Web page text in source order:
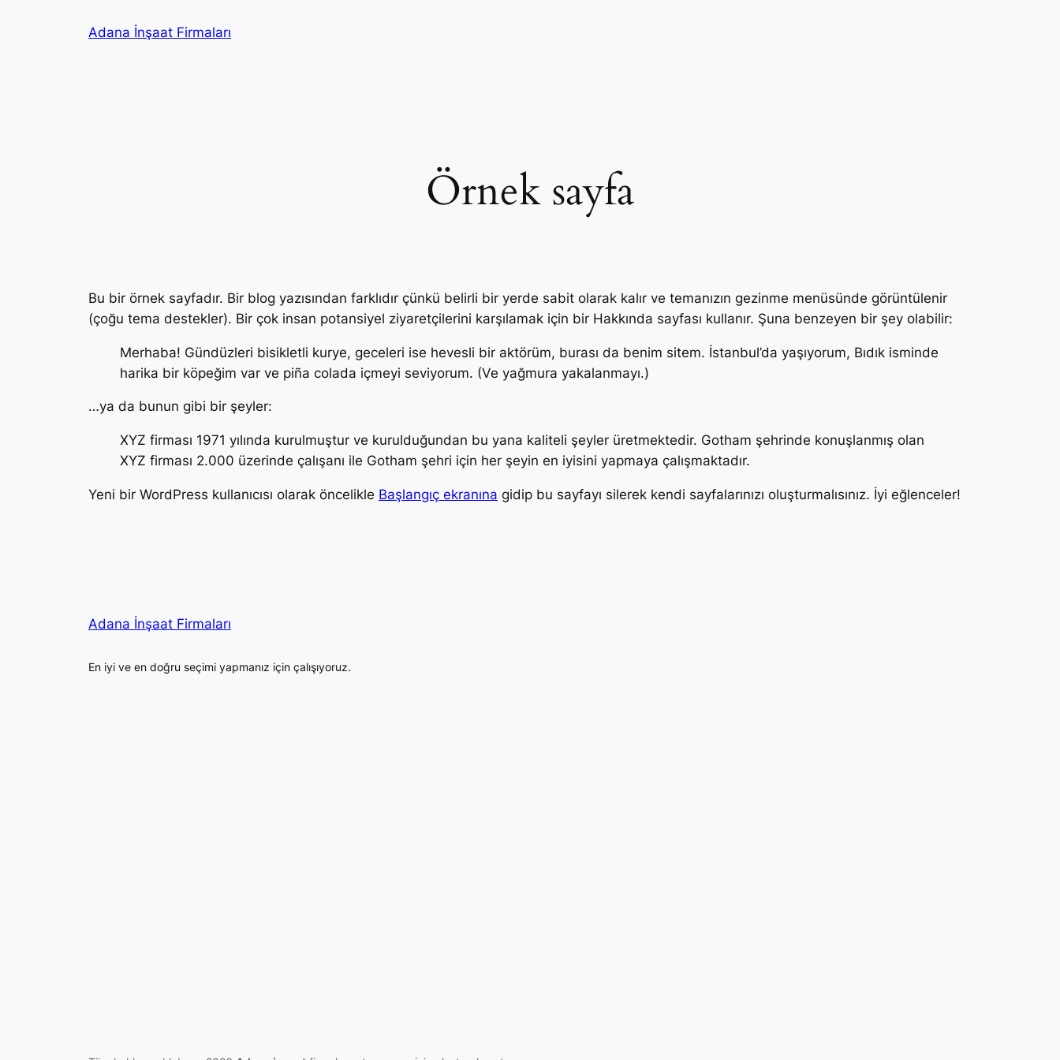
Adana İnşaat Firmaları
Örnek sayfa
Bu bir örnek sayfadır. Bir blog yazısından farklıdır çünkü belirli bir yerde sabit olarak kalır ve temanızın gezinme menüsünde görüntülenir
(çoğu tema destekler). Bir çok insan potansiyel ziyaretçilerini karşılamak için bir Hakkında sayfası kullanır. Şuna benzeyen bir şey olabilir:
Merhaba! Gündüzleri bisikletli kurye, geceleri ise hevesli bir aktörüm, burası da benim sitem. İstanbul’da yaşıyorum, Bıdık isminde
harika bir köpeğim var ve piña colada içmeyi seviyorum. (Ve yağmura yakalanmayı.)
…ya da bunun gibi bir şeyler:
XYZ firması 1971 yılında kurulmuştur ve kurulduğundan bu yana kaliteli şeyler üretmektedir. Gotham şehrinde konuşlanmış olan
XYZ firması 2.000 üzerinde çalışanı ile Gotham şehri için her şeyin en iyisini yapmaya çalışmaktadır.
Yeni bir WordPress kullanıcısı olarak öncelikle Başlangıç ekranına gidip bu sayfayı silerek kendi sayfalarınızı oluşturmalısınız. İyi eğlenceler!
Adana İnşaat Firmaları
En iyi ve en doğru seçimi yapmanız için çalışıyoruz.